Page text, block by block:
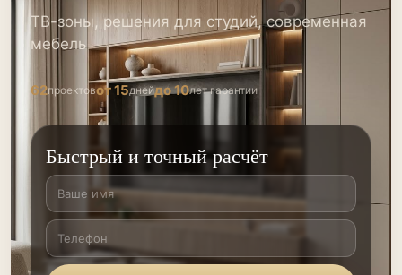
ТВ-зоны, решения для студий, современная
мебель
62проектовот 15днейдо 10лет гарантии
Быстрый и точный расчёт